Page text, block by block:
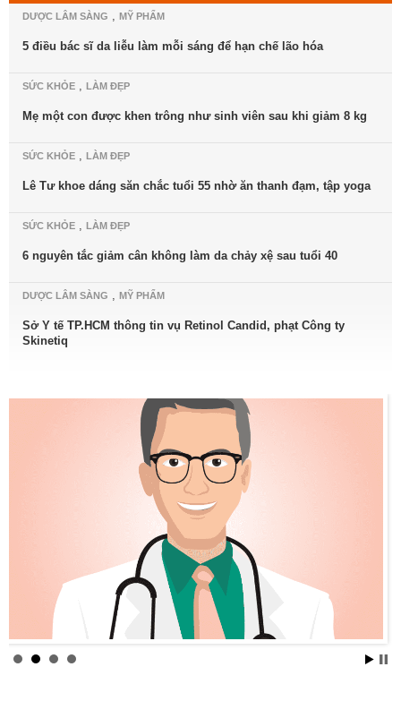
DƯỢC LÂM SÀNG , MỸ PHẨM
5 điều bác sĩ da liễu làm mỗi sáng để hạn chế lão hóa
SỨC KHỎE , LÀM ĐẸP
Mẹ một con được khen trông như sinh viên sau khi giảm 8 kg
SỨC KHỎE , LÀM ĐẸP
Lê Tư khoe dáng săn chắc tuổi 55 nhờ ăn thanh đạm, tập yoga
SỨC KHỎE , LÀM ĐẸP
6 nguyên tắc giảm cân không làm da chảy xệ sau tuổi 40
DƯỢC LÂM SÀNG , MỸ PHẨM
Sở Y tế TP.HCM thông tin vụ Retinol Candid, phạt Công ty
Skinetiq